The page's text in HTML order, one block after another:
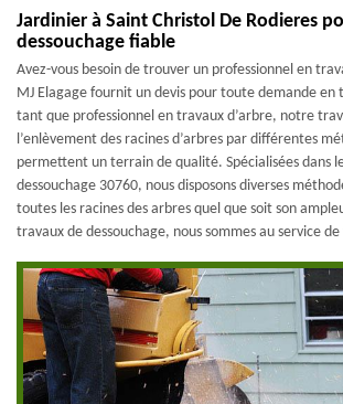
Jardinier à Saint Christol De Rodieres
dessouchage fiable
Avez-vous besoin de trouver un professionnel en
MJ Elagage fournit un devis pour toute demande en
tant que professionnel en travaux d’arbre, notre
l’enlèvement des racines d’arbres par différentes
permettent un terrain de qualité. Spécialisées dans
dessouchage 30760, nous disposons diverses
toutes les racines des arbres quel que soit son
travaux de dessouchage, nous sommes au service